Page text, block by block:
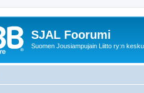
SJAL Foorumi
Suomen Jousiampujain Liitto ry:n